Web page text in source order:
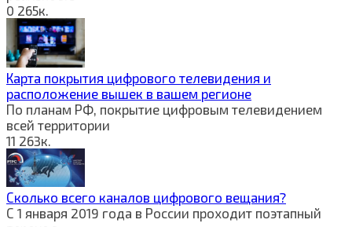
0 265к.
Карта покрытия цифрового телевидения и
расположение вышек в вашем регионе
По планам РФ, покрытие цифровым телевидением
всей территории
11 263к.
Сколько всего каналов цифрового вещания?
С 1 января 2019 года в России проходит поэтапный